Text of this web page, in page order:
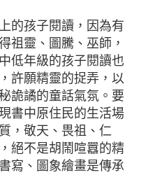
的孩子閱讀，因為有
祖靈、圖騰、巫師，
低年級的孩子閱讀也
許願精靈的捉弄，以
詭譎的童話氣氛。要
書中原住民的生活場
，敬天、畏祖、仁
絕不是胡鬧喧囂的精
寫、圖象繪畫是傳承